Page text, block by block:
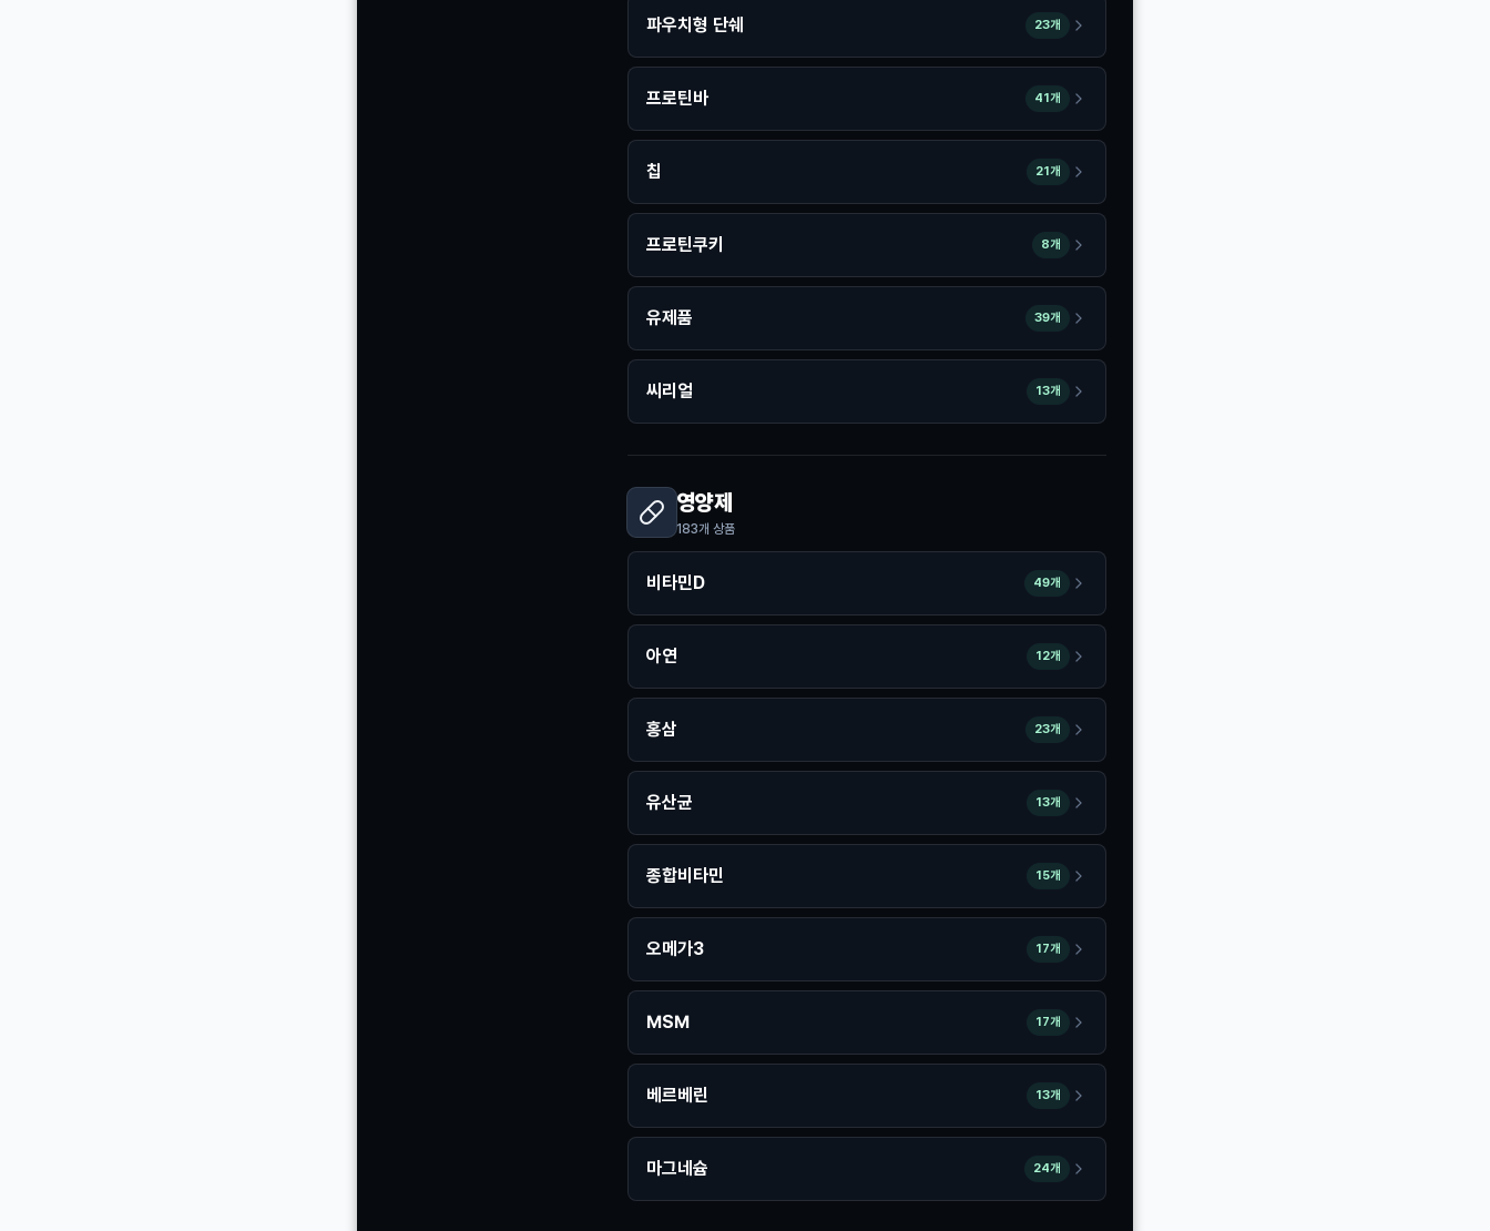
파우치형 단쉐 23개
프로틴바 41개
칩 21개
프로틴쿠키 8개
유제품 39개
씨리얼 13개
영양제
183개 상품
비타민D 49개
아연 12개
홍삼 23개
유산균 13개
종합비타민 15개
오메가3 17개
MSM 17개
베르베린 13개
마그네슘 24개